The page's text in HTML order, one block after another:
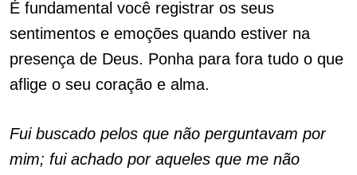
É fundamental você registrar os seus
sentimentos e emoções quando estiver na
presença de Deus. Ponha para fora tudo o que
aflige o seu coração e alma.
Fui buscado pelos que não perguntavam por
mim; fui achado por aqueles que me não